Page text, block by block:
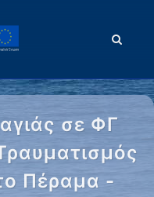
σε ΦΓ
Πέραμα -